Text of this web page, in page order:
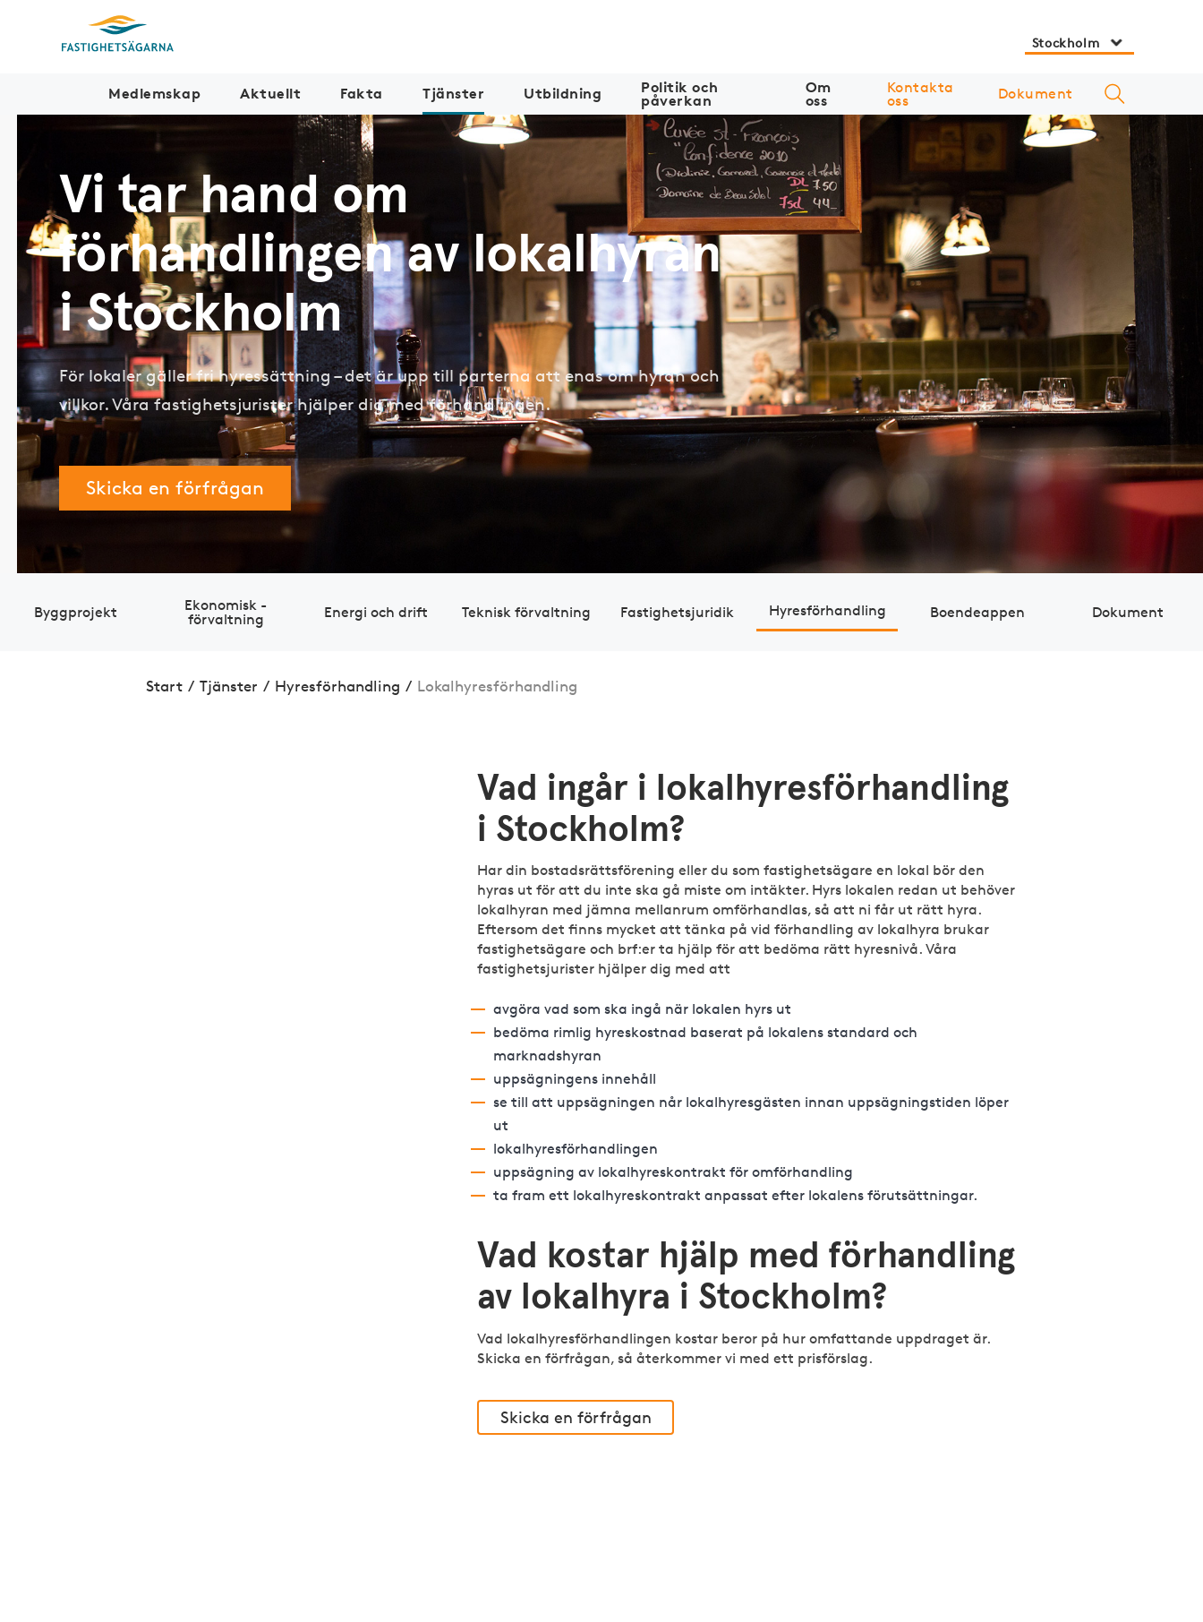
Stockholm
Medlemskap Aktuellt Fakta Tjänster Utbildning Politik och
påverkan
Om
oss
Kontakta
oss Dokument
Vi tar hand om
förhandlingen av lokalhyran
i Stockholm
För lokaler gäller fri hyressättning – det är upp till parterna att enas om hyran och
villkor. Våra fastighetsjurister hjälper dig med förhandlingen.
Skicka en förfrågan
Bygg­projekt
Eko­nomisk ­
förvaltning
Energi och drift Teknisk förvaltning Fastig­hets­juridik Hyres­för­handling Boendeappen Dokument
Start / Tjänster / Hyres­för­handling / Lokalhyresförhandling
Vad ingår i lokalhyresförhandling
i Stockholm?
Har din bostadsrättsförening eller du som fastighetsägare en lokal bör den
hyras ut för att du inte ska gå miste om intäkter. Hyrs lokalen redan ut behöver
lokalhyran med jämna mellanrum omförhandlas, så att ni får ut rätt hyra.
Eftersom det finns mycket att tänka på vid förhandling av lokalhyra brukar
fastighetsägare och brf:er ta hjälp för att bedöma rätt hyresnivå. Våra
fastighetsjurister hjälper dig med att
avgöra vad som ska ingå när lokalen hyrs ut
bedöma rimlig hyreskostnad baserat på lokalens standard och
marknadshyran
uppsägningens innehåll
se till att uppsägningen når lokalhyresgästen innan uppsägningstiden löper
ut
lokalhyresförhandlingen
uppsägning av lokalhyreskontrakt för omförhandling
ta fram ett lokalhyreskontrakt anpassat efter lokalens förutsättningar.
Vad kostar hjälp med förhandling
av lokalhyra i Stockholm?
Vad lokalhyresförhandlingen kostar beror på hur omfattande uppdraget är.
Skicka en förfrågan, så återkommer vi med ett prisförslag.
Skicka en förfrågan